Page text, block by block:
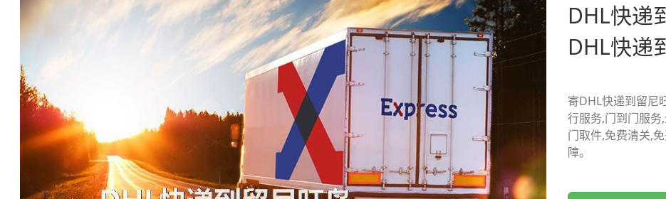
DHL快递
DHL快递
寄DHL快递到留尼
行服务,门到门服
门取件,免费清关,
障。